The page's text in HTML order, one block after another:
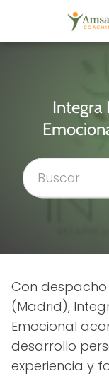
Integra
Con
(Madrid),
Emocional
desarrollo
experiencia y